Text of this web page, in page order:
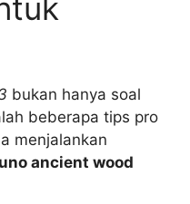
bukan hanya soal
beberapa tips pro
menjalankan
ancient wood